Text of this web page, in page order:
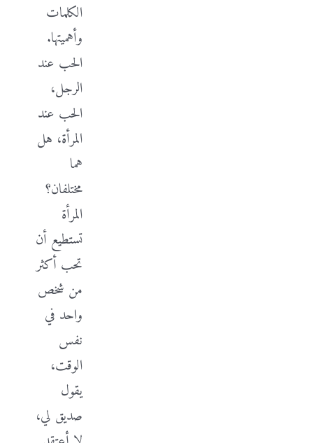
الكلمات
وأهميتها.
الحب عند
الرجل،
الحب عند
المرأة، هل
هما
مختلفان؟
المرأة
تستطيع أن
تحب أكثر
من شخص
واحد في
نفس
الوقت،
يقول
صديق لي،